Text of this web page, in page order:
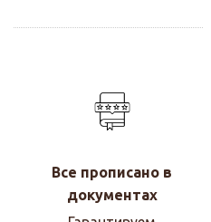
Все прописано в
документах